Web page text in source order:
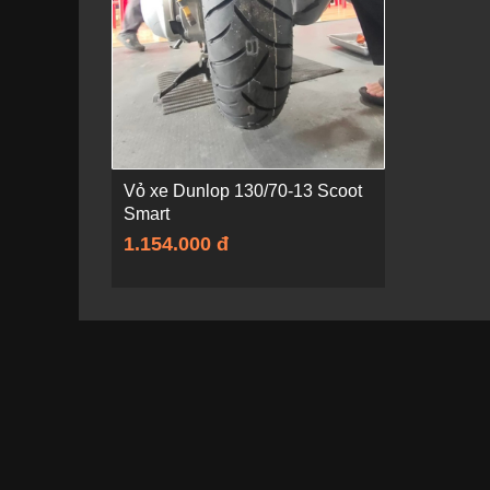
Vỏ xe Dunlop 130/70-13 Scoot
Smart
1.154.000 đ